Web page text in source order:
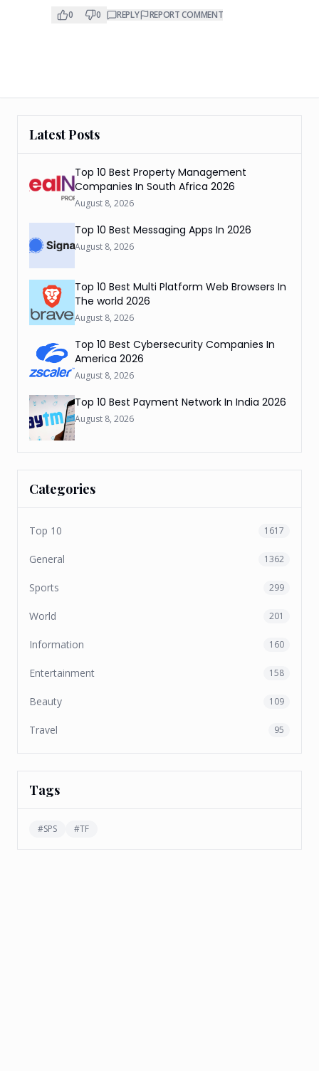
0 0 REPLY REPORT COMMENT
Latest Posts
Top 10 Best Property Management
Companies In South Africa 2026
August 8, 2026
Top 10 Best Messaging Apps In 2026
August 8, 2026
Top 10 Best Multi Platform Web Browsers In
The world 2026
August 8, 2026
Top 10 Best Cybersecurity Companies In
America 2026
August 8, 2026
Top 10 Best Payment Network In India 2026
August 8, 2026
Categories
Top 10 1617
General 1362
Sports 299
World 201
Information 160
Entertainment 158
Beauty 109
Travel 95
Tags
#SPS #TF